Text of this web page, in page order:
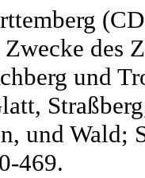
des
und
und Wald;
469.